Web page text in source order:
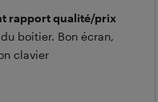
rapport qualité/prix
boitier. Bon écran,
clavier